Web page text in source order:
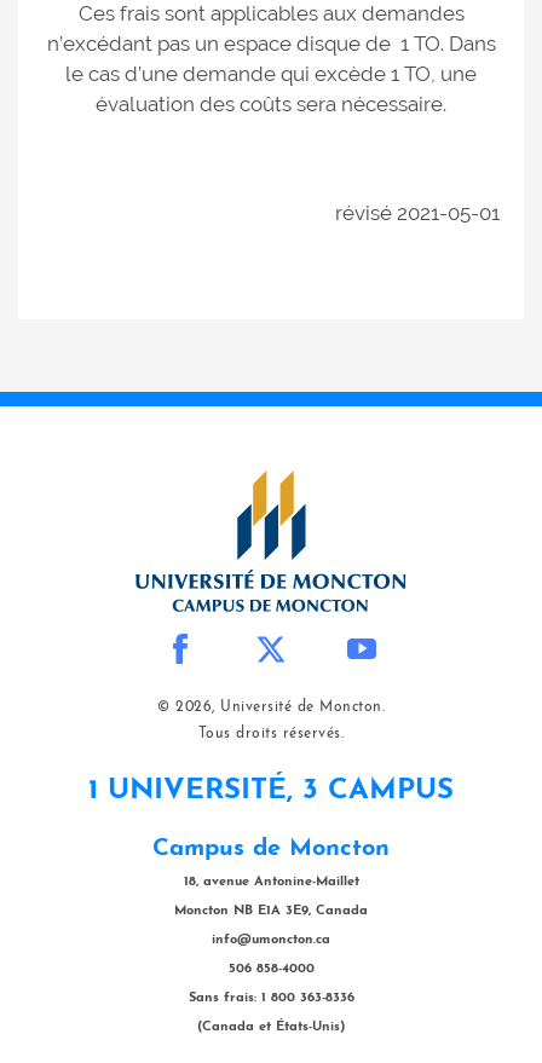
Ces frais sont applicables aux demandes
n’excédant pas un espace disque de 1 TO. Dans
le cas d’une demande qui excède 1 TO, une
évaluation des coûts sera nécessaire.
révisé 2021-05-01
© 2026, Université de Moncton.
Tous droits réservés.
1 UNIVERSITÉ, 3 CAMPUS
Campus de Moncton
18, avenue Antonine-Maillet
Moncton NB E1A 3E9, Canada
info@umoncton.ca
506 858-4000
Sans frais: 1 800 363-8336
(Canada et États-Unis)